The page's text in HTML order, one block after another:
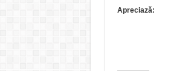
Apreciază: